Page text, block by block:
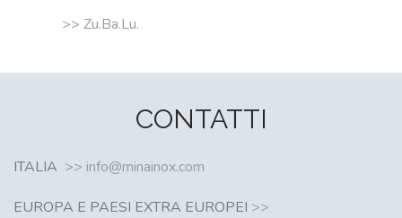
>> Zu.Ba.Lu.
CONTATTI
ITALIA >> info@minainox.com
EUROPA E PAESI EXTRA EUROPEI >>